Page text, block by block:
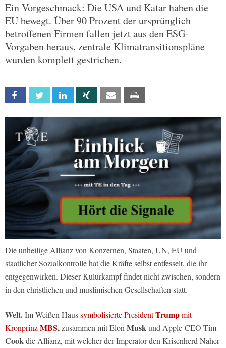
Ein Vorgeschmack: Die USA und Katar haben die
EU bewegt. Über 90 Prozent der ursprünglich
betroffenen Firmen fallen jetzt aus den ESG-
Vorgaben heraus, zentrale Klimatransitionspläne
wurden komplett gestrichen.
Facebook Twitter Linkedin Xing Email
Die unheilige Allianz von Konzernen, Staaten, UN, EU und
staatlicher Sozialkontrolle hat die Kräfte selbst entfesselt, die ihr
entgegenwirken. Dieser Kulurkampf findet nicht zwischen, sondern
in den christlichen und muslimischen Gesellschaften statt.
Welt.Im Weißen Haussymbolisierte PresidentTrumpmit
KronprinzMBS,zusammen mit Elon Muskund Apple-CEO Tim
Cookdie Allianz, mit welcher der Imperator den Krisenherd Naher